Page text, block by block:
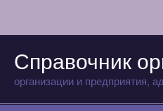
Справочник
организации и предприятия,